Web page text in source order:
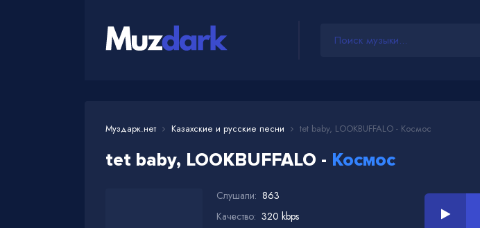
Муздарк.нет Казахские и русские песни tet baby, LOOKBUFFALO - Космос
tet baby, LOOKBUFFALO - Космос
Слушали: 863
Качество: 320 kbps